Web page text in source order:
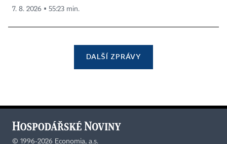
7. 8. 2026 ▪ 55:23 min.
DALŠÍ ZPRÁVY
© 1996-2026 Economia, a.s.